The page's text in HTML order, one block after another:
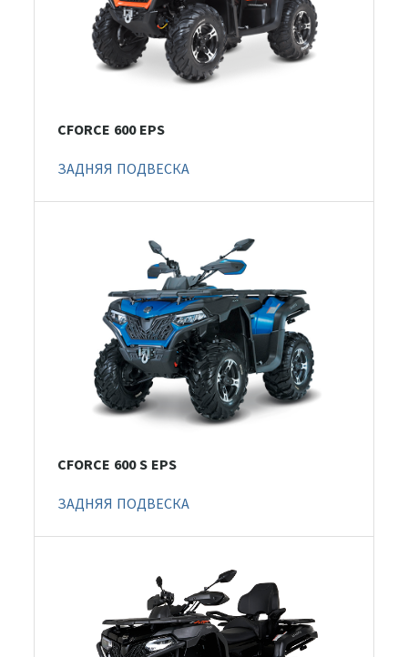
CFORCE 600 EPS
ЗАДНЯЯ ПОДВЕСКА
CFORCE 600 S EPS
ЗАДНЯЯ ПОДВЕСКА